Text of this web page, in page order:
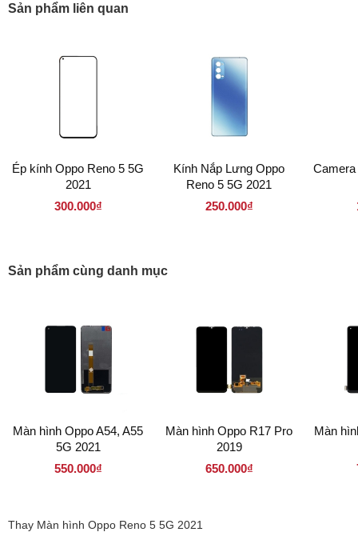
Sản phẩm liên quan
Ép kính Oppo Reno 5 5G
2021
300.000₫
Kính Nắp Lưng Oppo
Reno 5 5G 2021
250.000₫
Sản phẩm cùng danh mục
Màn hình Oppo A54, A55
5G 2021
550.000₫
Màn hình Oppo R17 Pro
2019
650.000₫
Màn
Thay Màn hình Oppo Reno 5 5G 2021